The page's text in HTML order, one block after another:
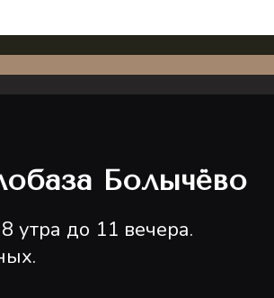
Болычёво
утра до 11 вечера.